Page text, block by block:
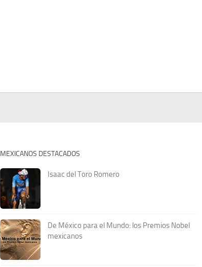
MEXICANOS DESTACADOS
Isaac del Toro Romero
De México para el Mundo: los Premios Nobel
mexicanos